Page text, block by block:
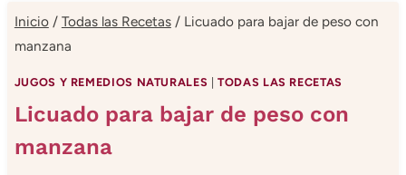
Inicio / Todas las Recetas / Licuado para bajar de peso con
manzana
JUGOS Y REMEDIOS NATURALES |TODAS LAS RECETAS
Licuado para bajar de peso con
manzana